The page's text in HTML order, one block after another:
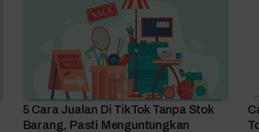
5 Cara Jualan Di TikTok Tanpa Stok
Barang, Pasti Menguntungkan